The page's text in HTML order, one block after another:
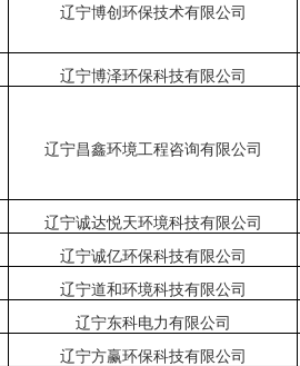
辽宁博创环保技术有限公司
辽宁博泽环保科技有限公司
辽宁昌鑫环境工程咨询有限公司
辽宁诚达悦天环境科技有限公司
辽宁诚亿环保科技有限公司
辽宁道和环境科技有限公司
辽宁东科电力有限公司
辽宁方赢环保科技有限公司